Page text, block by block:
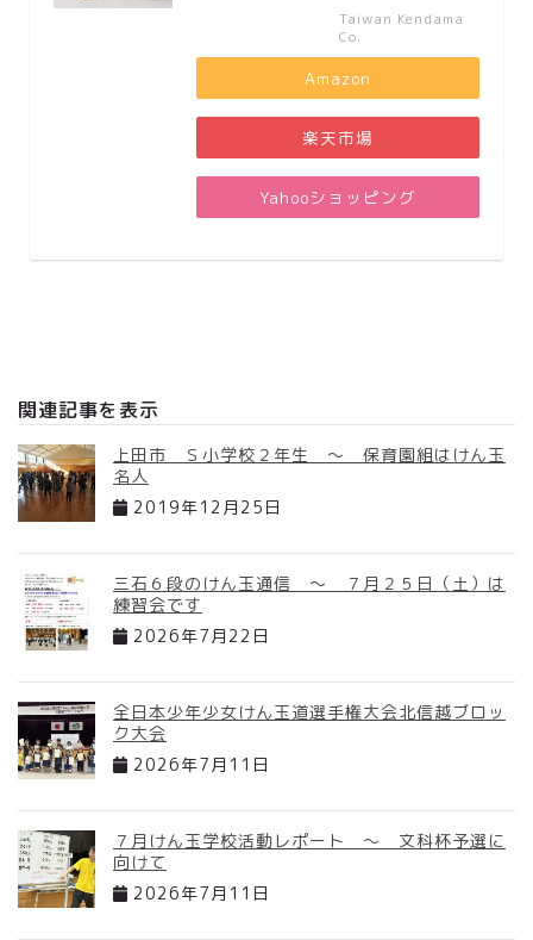
Taiwan Kendama
Co.
Amazon
楽天市場
Yahooショッピング
関連記事を表示
上田市 Ｓ小学校２年生 ～ 保育園組はけん玉
名人
2019年12月25日
三石６段のけん玉通信 ～ ７月２５日（土）は
練習会です
2026年7月22日
全日本少年少女けん玉道選手権大会北信越ブロッ
ク大会
2026年7月11日
７月けん玉学校活動レポート ～ 文科杯予選に
向けて
2026年7月11日